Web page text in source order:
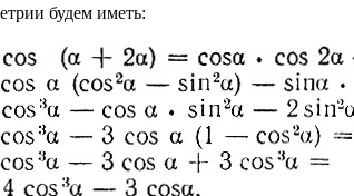
будем иметь: